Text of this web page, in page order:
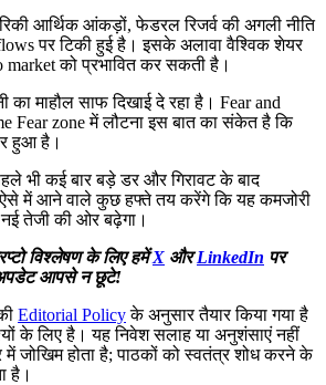
आर्थिक आंकड़ों, फेडरल रिजर्व की अगली नीति
पर टिकी हुई है। इसके अलावा वैश्विक शेयर
market को प्रभावित कर सकती है।
का माहौल साफ दिखाई दे रहा है। Fear and
Fear zone में लौटना इस बात का संकेत है कि
हुआ है।
भी कई बार बड़े डर और गिरावट के बाद
में आने वाले कुछ हफ्ते तय करेंगे कि यह कमजोरी
नई तेजी की ओर बढ़ेगा।
विश्लेषण के लिए हमेंX औरLinkedIn पर
अपडेट आपसे न छूटे!
Editorial Policyके अनुसार तैयार किया गया है
के लिए है। यह निवेश सलाह या अनुशंसाएं नहीं
में जोखिम होता है; पाठकों को स्वतंत्र शोध करने के
है।